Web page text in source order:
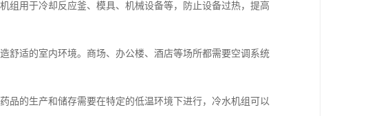
组用于冷却反应釜、模具、机械设备等，防止设备过热，提高
舒适的室内环境。商场、办公楼、酒店等场所都需要空调系统
品的生产和储存需要在特定的低温环境下进行，冷水机组可以